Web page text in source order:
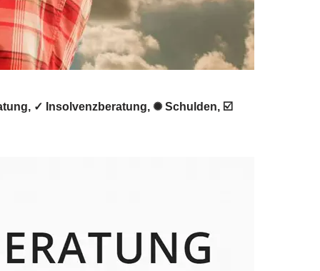
✓ Insolvenzberatung, ✺ Schulden, ☑️